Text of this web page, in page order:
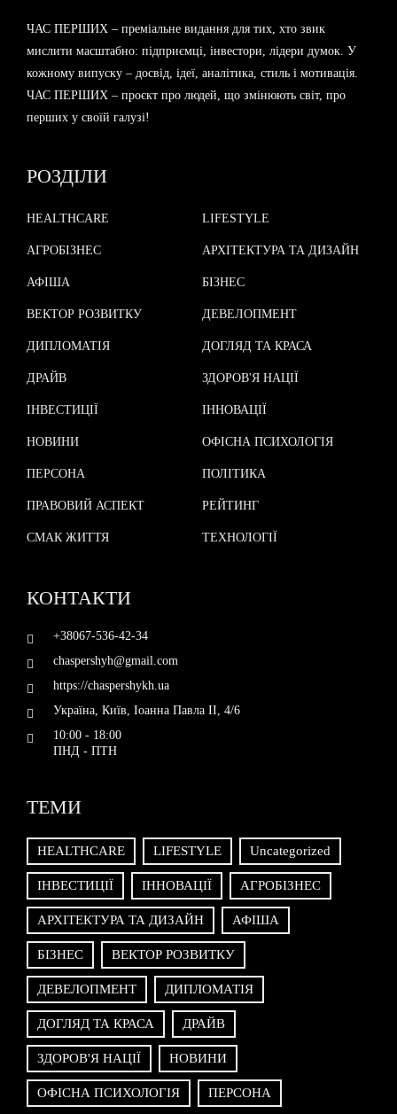
ЧАС ПЕРШИХ – преміальне видання для тих, хто звик
мислити масштабно: підприємці, інвестори, лідери думок. У
кожному випуску – досвід, ідеї, аналітика, стиль і мотивація.
ЧАС ПЕРШИХ – проєкт про людей, що змінюють світ, про
перших у своїй галузі!
РОЗДІЛИ
HEALTHCARE LIFESTYLE
АГРОБІЗНЕС АРХІТЕКТУРА ТА ДИЗАЙН
АФІША БІЗНЕС
ВЕКТОР РОЗВИТКУ ДЕВЕЛОПМЕНТ
ДИПЛОМАТІЯ ДОГЛЯД ТА КРАСА
ДРАЙВ ЗДОРОВ'Я НАЦІЇ
ІНВЕСТИЦІЇ ІННОВАЦІЇ
НОВИНИ ОФІСНА ПСИХОЛОГІЯ
ПЕРСОНА ПОЛІТИКА
ПРАВОВИЙ АСПЕКТ РЕЙТИНГ
СМАК ЖИТТЯ ТЕХНОЛОГІЇ
КОНТАКТИ
+38067-536-42-34
chaspershyh@gmail.com
https://chaspershykh.ua
Україна, Київ, Іоанна Павла II, 4/6
10:00 - 18:00
ПНД - ПТН
ТЕМИ
HEALTHCARE LIFESTYLE Uncategorized
ІНВЕСТИЦІЇ ІННОВАЦІЇ АГРОБІЗНЕС
АРХІТЕКТУРА ТА ДИЗАЙН АФІША
БІЗНЕС ВЕКТОР РОЗВИТКУ
ДЕВЕЛОПМЕНТ ДИПЛОМАТІЯ
ДОГЛЯД ТА КРАСА ДРАЙВ
ЗДОРОВ'Я НАЦІЇ НОВИНИ
ОФІСНА ПСИХОЛОГІЯ ПЕРСОНА